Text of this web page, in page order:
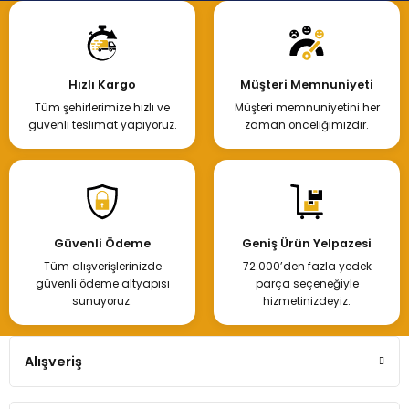
Hızlı Kargo
Tüm şehirlerimize hızlı ve
güvenli teslimat yapıyoruz.
Müşteri Memnuniyeti
Müşteri memnuniyetini her
zaman önceliğimizdir.
Güvenli Ödeme
Tüm alışverişlerinizde
güvenli ödeme altyapısı
sunuyoruz.
Geniş Ürün Yelpazesi
72.000’den fazla yedek
parça seçeneğiyle
hizmetinizdeyiz.
Alışveriş